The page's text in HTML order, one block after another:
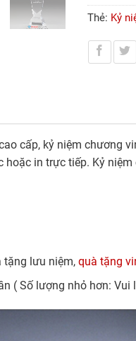
Thẻ: Kỷ
cấp, kỷ niệm chương
hoặc in trực tiếp. Kỷ
tặng lưu niệm, quà tặng
( Số lượng nhỏ hơn: Vui